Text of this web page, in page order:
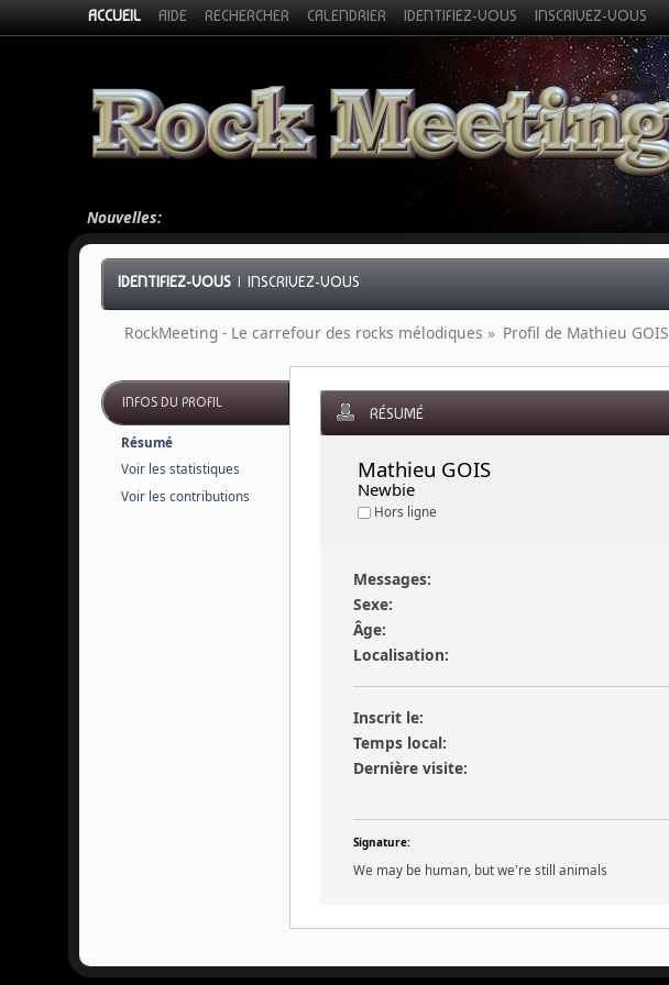
ACCUEIL AIDE RECHERCHER CALENDRIER IDENTIFIEZ-VOUS INSCRIVEZ-VOUS
Nouvelles:
IDENTIFIEZ-VOUS |INSCRIVEZ-VOUS
RockMeeting - Le carrefour des rocks mélodiques » Profil de Mathieu GOIS
INFOS DU PROFIL
Résumé
Voir les statistiques
Voir les contributions
RÉSUMÉ
Mathieu GOIS
Newbie
Hors ligne
Messages:
Sexe:
Âge:
Localisation:
Inscrit le:
Temps local:
Dernière visite:
Signature:
We may be human, but we're still animals